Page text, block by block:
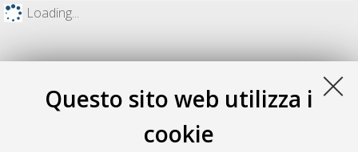
Questo sito web utilizza i
cookie
Loading...